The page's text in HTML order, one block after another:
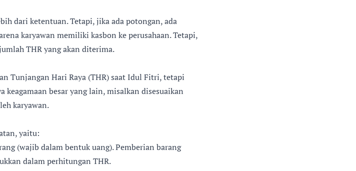
dari ketentuan. Tetapi, jika ada potongan, ada
karyawan memiliki kasbon ke perusahaan. Tetapi,
THR yang akan diterima.
Tunjangan Hari Raya (THR) saat Idul Fitri, tetapi
keagamaan besar yang lain, misalkan disesuaikan
karyawan.
yaitu:
(wajib dalam bentuk uang). Pemberian barang
dalam perhitungan THR.